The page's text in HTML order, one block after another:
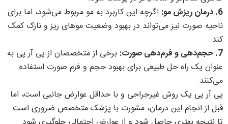
6. درمان ریزش مو:
اگرچه این کاربرد به مو مربوط می‌شود، اما برای
ناحیه صورت نیز می‌تواند در بهبود وضعیت موهای ریز و نازک کمک
کند.
7. حجم‌دهی و فرم‌دهی صورت:
برخی از متخصصان از پی آر پی به
عنوان یک راه حل طبیعی برای بهبود حجم و فرم صورت استفاده
می‌کنند.
پی آر پی یک روش غیرجراحی و با حداقل عوارض جانبی است، اما
قبل از انجام این درمان، مشورت با پزشک متخصص ضروری است